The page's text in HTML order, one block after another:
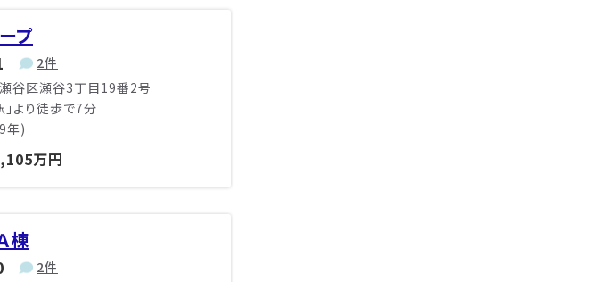
プ
2件
谷区瀬谷3丁目19番2号
より徒歩で7分
年)
万円
棟
2件